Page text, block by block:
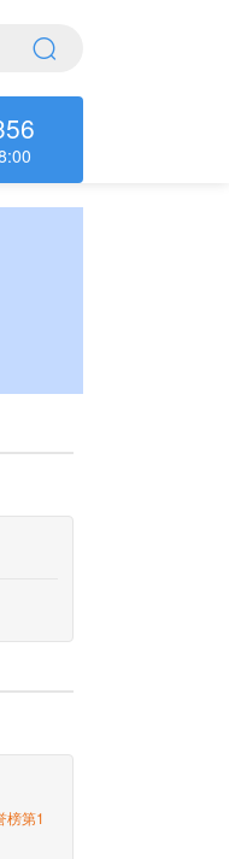
榜第1